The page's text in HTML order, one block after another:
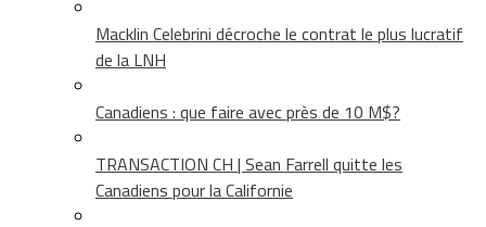
Macklin Celebrini décroche le contrat le plus lucratif
de la LNH
Canadiens : que faire avec près de 10 M$?
TRANSACTION CH | Sean Farrell quitte les
Canadiens pour la Californie